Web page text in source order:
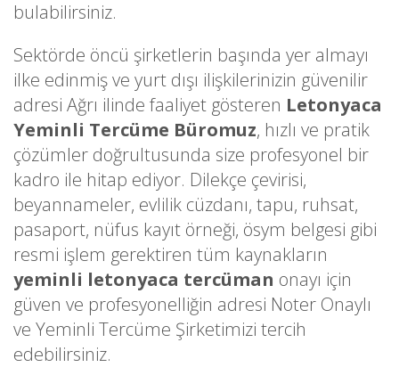
bulabilirsiniz.
Sektörde öncü şirketlerin başında yer almayı
ilke edinmiş ve yurt dışı ilişkilerinizin güvenilir
adresi Ağrı ilinde faaliyet gösteren Letonyaca
Yeminli Tercüme Büromuz, hızlı ve pratik
çözümler doğrultusunda size profesyonel bir
kadro ile hitap ediyor. Dilekçe çevirisi,
beyannameler, evlilik cüzdanı, tapu, ruhsat,
pasaport, nüfus kayıt örneği, ösym belgesi gibi
resmi işlem gerektiren tüm kaynakların
yeminli letonyaca tercüman onayı için
güven ve profesyonelliğin adresi Noter Onaylı
ve Yeminli Tercüme Şirketimizi tercih
edebilirsiniz.